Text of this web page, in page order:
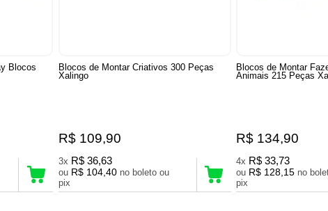
Blocos
Blocos de Montar Criativos 300 Peças
Xalingo
R$ 109,90
3x R$ 36,63
ou R$ 104,40 no boleto ou
pix
Blocos de Montar
Animais 215 Peças
R$ 134,90
4x R$ 33,73
ou R$ 128,15 no boleto ou
pix